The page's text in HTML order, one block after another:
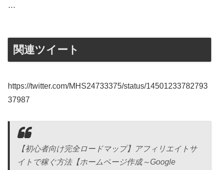
…
関連ツイート
https://twitter.com/MHS24733375/status/14501233782793
37987
【初心者向け完全ロードマップ】アフィリエイトサ
イトで稼ぐ方法【ホームページ作成～Google